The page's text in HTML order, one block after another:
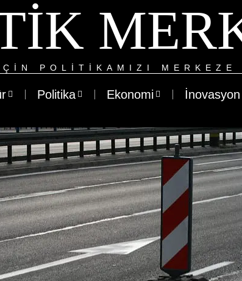
POLITIKAMIZI
Politika Ekonomi İnovasyon